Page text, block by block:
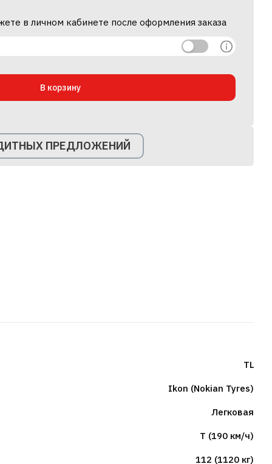
в личном кабинете после оформления заказа
В корзину
ПРЕДЛОЖЕНИЙ
TL
Ikon (Nokian Tyres)
Легковая
T (190 км/ч)
112 (1120 кг)